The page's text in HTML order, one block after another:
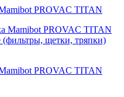
PROVAC TITAN
щетки, тряпки)
PROVAC TITAN